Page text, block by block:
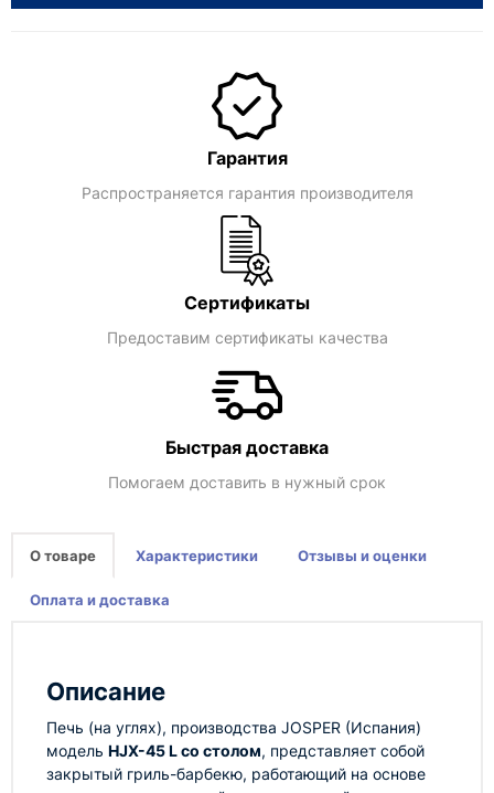
Гарантия
Распространяется гарантия производителя
Сертификаты
Предоставим сертификаты качества
Быстрая доставка
Помогаем доставить в нужный срок
О товаре Характеристики Отзывы и оценки
Оплата и доставка
Описание
Печь (на углях), производства JOSPER (Испания)
модель HJX-45 L со столом, представляет собой
закрытый гриль-барбекю, работающий на основе